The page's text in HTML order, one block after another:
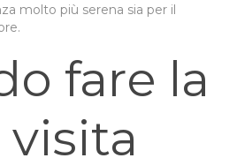
molto più serena sia per il
fare la